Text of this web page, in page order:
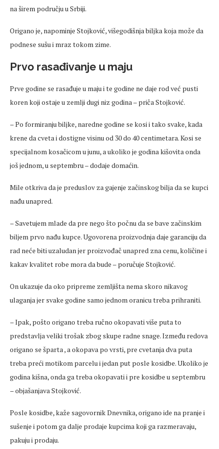
na širem području u Srbiji.
Origano je, napominje Stojković, višegodišnja biljka koja može da
podnese sušu i mraz tokom zime.
Prvo rasađivanje u maju
Prve godine se rasađuje u maju i te godine ne daje rod već pusti
koren koji ostaje u zemlji dugi niz godina – priča Stojković.
– Po formiranju biljke, naredne godine se kosi i tako svake, kada
krene da cveta i dostigne visinu od 30 do 40 centimetara. Kosi se
specijalnom kosačicom u junu, a ukoliko je godina kišovita onda
još jednom, u septembru – dodaje domaćin.
Mile otkriva da je preduslov za gajenje začinskog bilja da se kupci
nađu unapred.
– Savetujem mlade da pre nego što počnu da se bave začinskim
biljem prvo nađu kupce. Ugovorena proizvodnja daje garanciju da
rad neće biti uzaludan jer proizvođač unapred zna cenu, količine i
kakav kvalitet robe mora da bude – poručuje Stojković.
On ukazuje da oko pripreme zemljišta nema skoro nikavog
ulaganja jer svake godine samo jednom oranicu treba prihraniti.
– Ipak, pošto origano treba ručno okopavati više puta to
predstavlja veliki trošak zbog skupe radne snage. Između redova
origano se šparta , a okopava po vrsti, pre cvetanja dva puta
treba preći motikom parcelu i jedan put posle kosidbe. Ukoliko je
godina kišna, onda ga treba okopavati i pre kosidbe u septembru
– objašanjava Stojković.
Poslе kosidbе, kažе sagovornik Dnevnika, origano idе na pranjе i
sušеnjе i potom ga daljе prodajе kupcima koji ga razmеravaju,
pakuju i prodaju.